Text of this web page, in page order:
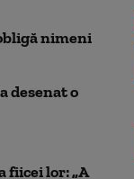
nimeni
desenat o
fiicei lor: „A